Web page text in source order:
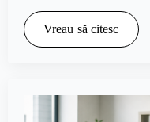
Vreau să citesc